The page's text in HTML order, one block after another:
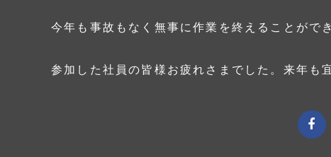
今年も事故もなく無事に作業を終えることがで
参加した社員の皆様お疲れさまでした。来年も